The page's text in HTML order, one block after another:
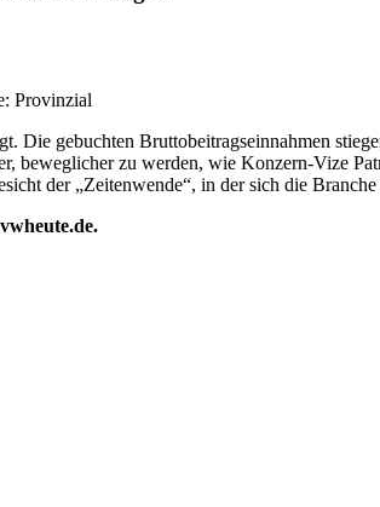
Provinzial
gebuchten Bruttobeitragseinnahmen
beweglicher zu werden, wie Konzern-Vize
der „Zeitenwende“, in der sich die